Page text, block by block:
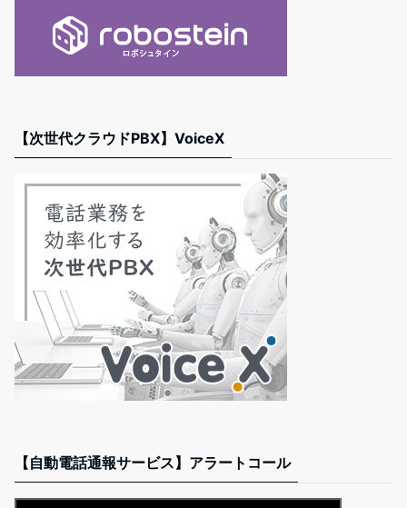
【次世代クラウドPBX】VoiceX
【自動電話通報サービス】アラートコール